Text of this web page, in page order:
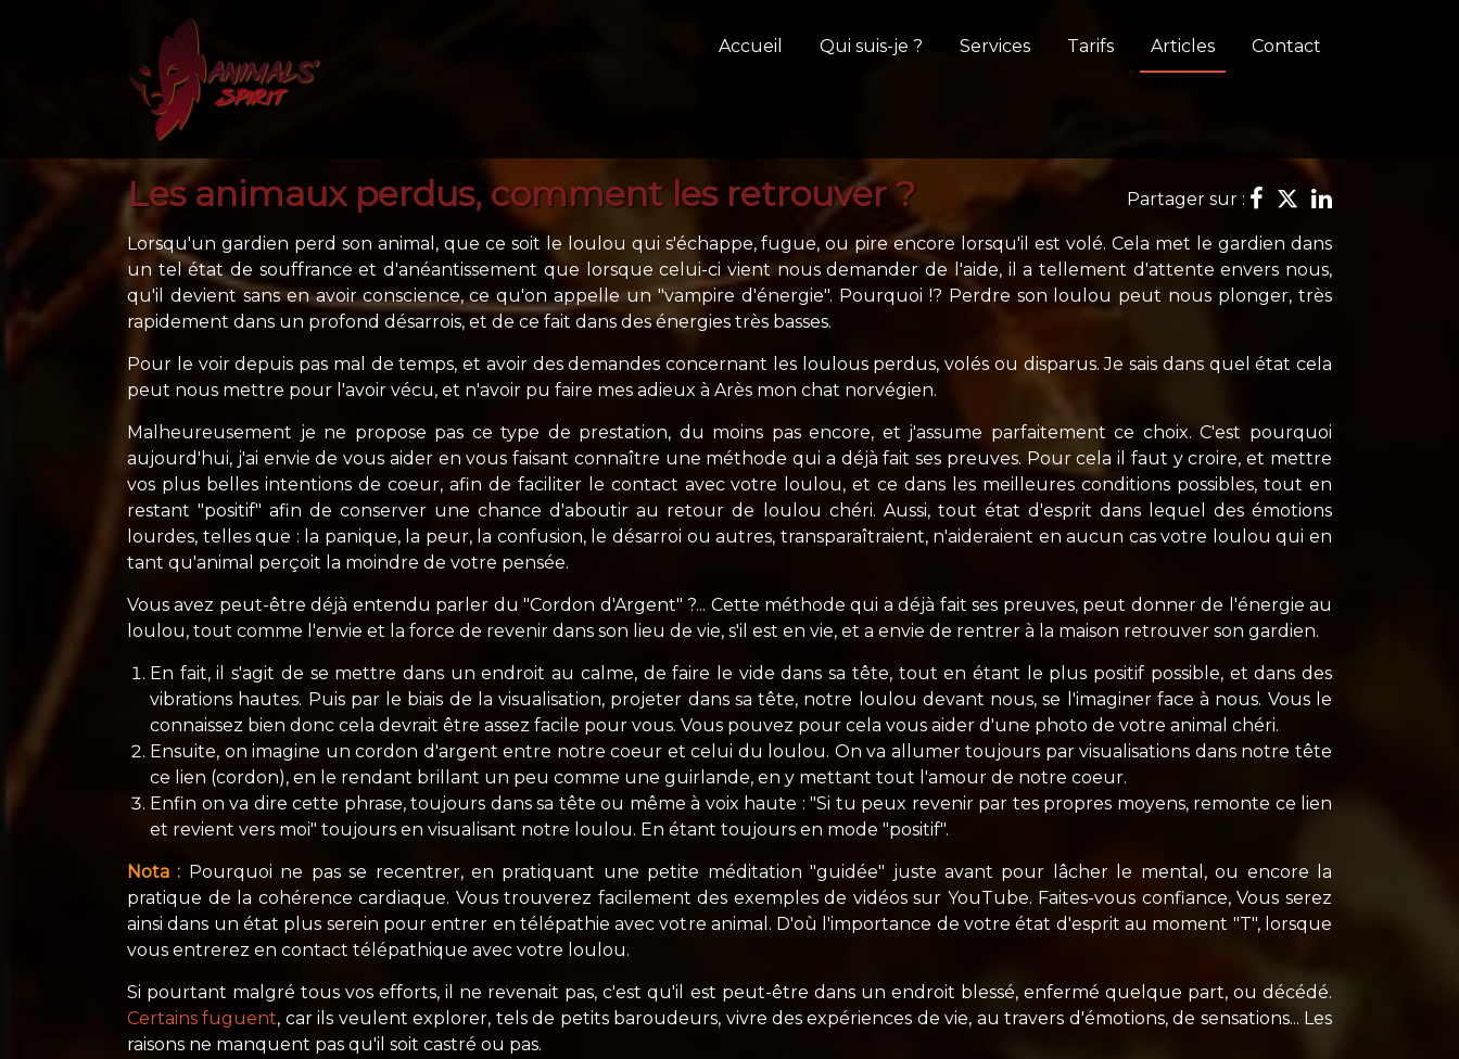
Accueil Qui suis-je ? Services Tarifs Articles Contact
Partager sur :
Les animaux perdus, comment les retrouver ?
Lorsqu'un gardien perd son animal, que ce soit le loulou qui s'échappe, fugue, ou pire encore lorsqu'il est volé. Cela met le gardien dans
un tel état de souffrance et d'anéantissement que lorsque celui-ci vient nous demander de l'aide, il a tellement d'attente envers nous,
qu'il devient sans en avoir conscience, ce qu'on appelle un "vampire d'énergie". Pourquoi !? Perdre son loulou peut nous plonger, très
rapidement dans un profond désarrois, et de ce fait dans des énergies très basses.
Pour le voir depuis pas mal de temps, et avoir des demandes concernant les loulous perdus, volés ou disparus. Je sais dans quel état cela
peut nous mettre pour l'avoir vécu, et n'avoir pu faire mes adieux à Arès mon chat norvégien.
Malheureusement je ne propose pas ce type de prestation, du moins pas encore, et j'assume parfaitement ce choix. C'est pourquoi
aujourd'hui, j'ai envie de vous aider en vous faisant connaître une méthode qui a déjà fait ses preuves. Pour cela il faut y croire, et mettre
vos plus belles intentions de coeur, afin de faciliter le contact avec votre loulou, et ce dans les meilleures conditions possibles, tout en
restant "positif" afin de conserver une chance d'aboutir au retour de loulou chéri. Aussi, tout état d'esprit dans lequel des émotions
lourdes, telles que : la panique, la peur, la confusion, le désarroi ou autres, transparaîtraient, n'aideraient en aucun cas votre loulou qui en
tant qu'animal perçoit la moindre de votre pensée.
Vous avez peut-être déjà entendu parler du "Cordon d'Argent" ?... Cette méthode qui a déjà fait ses preuves, peut donner de l'énergie au
loulou, tout comme l'envie et la force de revenir dans son lieu de vie, s'il est en vie, et a envie de rentrer à la maison retrouver son gardien.
En fait, il s'agit de se mettre dans un endroit au calme, de faire le vide dans sa tête, tout en étant le plus positif possible, et dans des
vibrations hautes. Puis par le biais de la visualisation, projeter dans sa tête, notre loulou devant nous, se l'imaginer face à nous. Vous le
connaissez bien donc cela devrait être assez facile pour vous. Vous pouvez pour cela vous aider d'une photo de votre animal chéri.
Ensuite, on imagine un cordon d'argent entre notre coeur et celui du loulou. On va allumer toujours par visualisations dans notre tête
ce lien (cordon), en le rendant brillant un peu comme une guirlande, en y mettant tout l'amour de notre coeur.
Enfin on va dire cette phrase, toujours dans sa tête ou même à voix haute : "Si tu peux revenir par tes propres moyens, remonte ce lien
et revient vers moi" toujours en visualisant notre loulou. En étant toujours en mode "positif".
Nota : Pourquoi ne pas se recentrer, en pratiquant une petite méditation "guidée" juste avant pour lâcher le mental, ou encore la
pratique de la cohérence cardiaque. Vous trouverez facilement des exemples de vidéos sur YouTube. Faites-vous confiance, Vous serez
ainsi dans un état plus serein pour entrer en télépathie avec votre animal. D'où l'importance de votre état d'esprit au moment "T", lorsque
vous entrerez en contact télépathique avec votre loulou.
Si pourtant malgré tous vos efforts, il ne revenait pas, c'est qu'il est peut-être dans un endroit blessé, enfermé quelque part, ou décédé.
Certains fuguent, car ils veulent explorer, tels de petits baroudeurs, vivre des expériences de vie, au travers d'émotions, de sensations... Les
raisons ne manquent pas qu'il soit castré ou pas.